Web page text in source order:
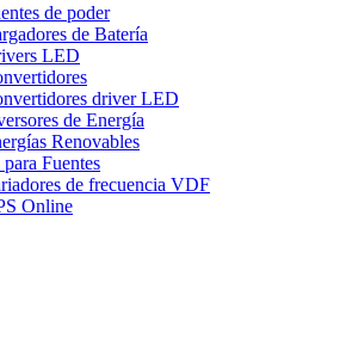
de poder
de Batería
LED
driver LED
de Energía
Renovables
Fuentes
de frecuencia VDF
Online